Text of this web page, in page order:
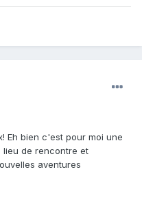
Eh bien c'est pour moi une
de rencontre et
aventures